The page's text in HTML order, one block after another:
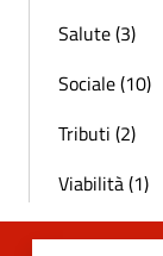
Salute (3)
Sociale (10)
Tributi (2)
Viabilità (1)